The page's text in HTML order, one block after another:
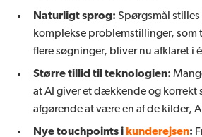
Naturligt sprog: Spørgsmål
komplekse problemstillinger,
flere søgninger, bliver nu afklaret i
Større tillid til teknologien:
at AI giver et dækkende og korrekt
afgørende at være en af de kilder,
Nye touchpoints i kunderejsen: